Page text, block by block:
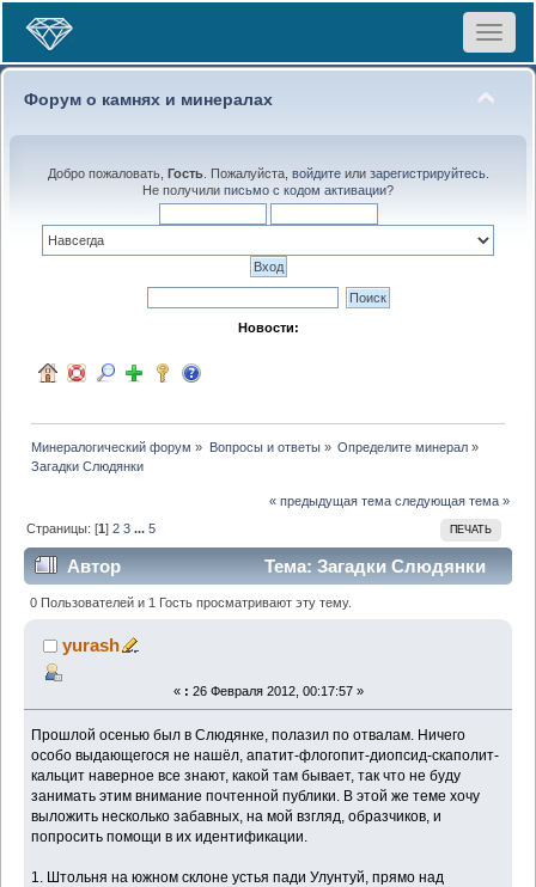
Toggle
Форум о камнях и минералах
Добро пожаловать, Гость. Пожалуйста, войдитеили зарегистрируйтесь.
Не получили письмо с кодом активации?
Новости:
Минералогический форум » Вопросы и ответы» Определите минерал»
Загадки Слюдянки
« предыдущая тема следующая тема »
ПЕЧАТЬ
Страницы: [1]2 3 ...5
Автор
Тема: Загадки Слюдянки
(Прочитано 14240 раз)
0 Пользователей и 1 Гость просматривают эту тему.
yurash
« : 26 Февраля 2012, 00:17:57 »
Прошлой осенью был в Слюдянке, полазил по отвалам. Ничего
особо выдающегося не нашёл, апатит-флогопит-диопсид-скаполит-
кальцит наверное все знают, какой там бывает, так что не буду
занимать этим внимание почтенной публики. В этой же теме хочу
выложить несколько забавных, на мой взгляд, образчиков, и
попросить помощи в их идентификации.
1. Штольня на южном склоне устья пади Улунтуй, прямо над